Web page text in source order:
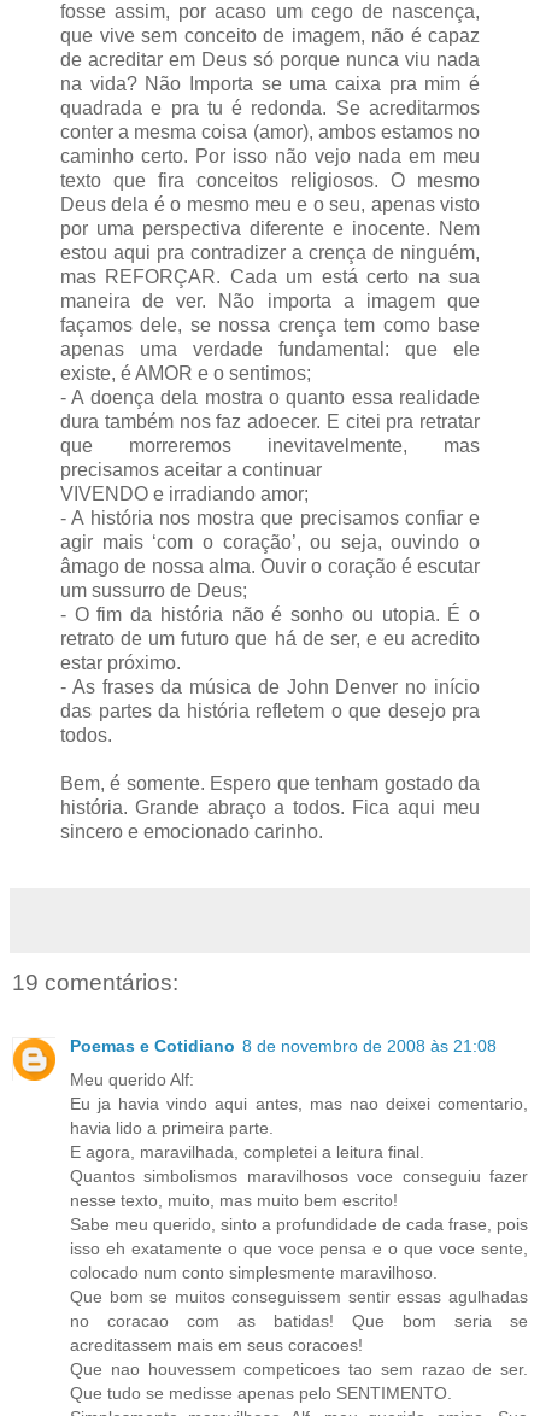
fosse assim, por acaso um cego de nascença,
que vive sem conceito de imagem, não é capaz
de acreditar em Deus só porque nunca viu nada
na vida? Não Importa se uma caixa pra mim é
quadrada e pra tu é redonda. Se acreditarmos
conter a mesma coisa (amor), ambos estamos no
caminho certo. Por isso não vejo nada em meu
texto que fira conceitos religiosos. O mesmo
Deus dela é o mesmo meu e o seu, apenas visto
por uma perspectiva diferente e inocente. Nem
estou aqui pra contradizer a crença de ninguém,
mas REFORÇAR. Cada um está certo na sua
maneira de ver. Não importa a imagem que
façamos dele, se nossa crença tem como base
apenas uma verdade fundamental: que ele
existe, é AMOR e o sentimos;
- A doença dela mostra o quanto essa realidade
dura também nos faz adoecer. E citei pra retratar
que morreremos inevitavelmente, mas
precisamos aceitar a continuar
VIVENDO e irradiando amor;
- A história nos mostra que precisamos confiar e
agir mais ‘com o coração’, ou seja, ouvindo o
âmago de nossa alma. Ouvir o coração é escutar
um sussurro de Deus;
- O fim da história não é sonho ou utopia. É o
retrato de um futuro que há de ser, e eu acredito
estar próximo.
- As frases da música de John Denver no início
das partes da história refletem o que desejo pra
todos.
Bem, é somente. Espero que tenham gostado da
história. Grande abraço a todos. Fica aqui meu
sincero e emocionado carinho.
19 comentários:
Poemas e Cotidiano 8 de novembro de 2008 às 21:08
Meu querido Alf:
Eu ja havia vindo aqui antes, mas nao deixei comentario,
havia lido a primeira parte.
E agora, maravilhada, completei a leitura final.
Quantos simbolismos maravilhosos voce conseguiu fazer
nesse texto, muito, mas muito bem escrito!
Sabe meu querido, sinto a profundidade de cada frase, pois
isso eh exatamente o que voce pensa e o que voce sente,
colocado num conto simplesmente maravilhoso.
Que bom se muitos conseguissem sentir essas agulhadas
no coracao com as batidas! Que bom seria se
acreditassem mais em seus coracoes!
Que nao houvessem competicoes tao sem razao de ser.
Que tudo se medisse apenas pelo SENTIMENTO.